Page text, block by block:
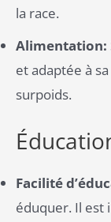
la race​.
Alimentation:
et adaptée à
surpoids.
Facilité
éduquer. Il est